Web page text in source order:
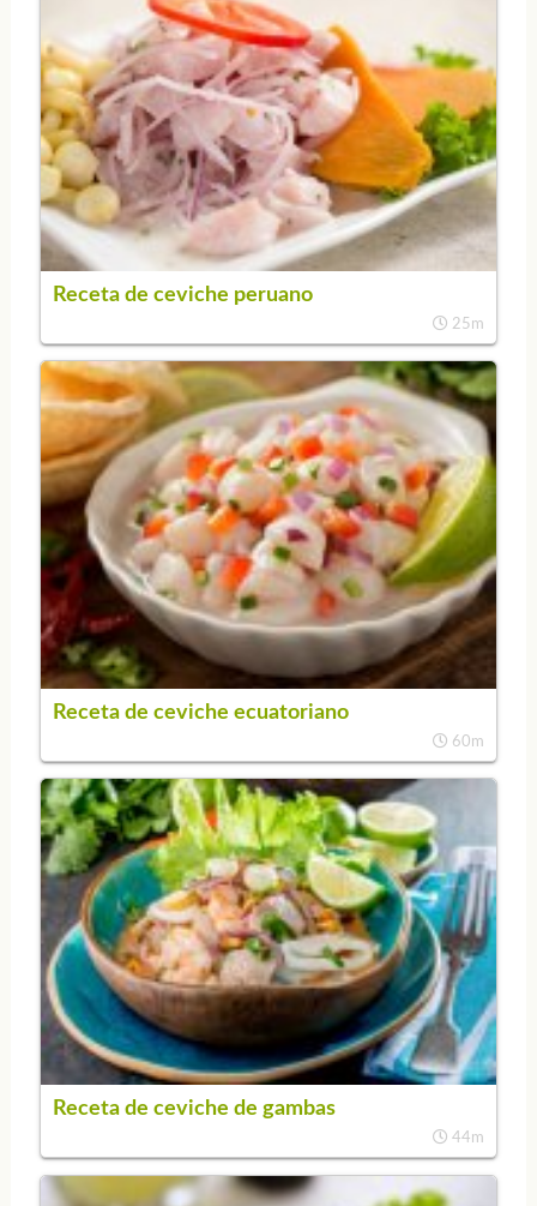
Receta de ceviche peruano
25m
Receta de ceviche ecuatoriano
60m
Receta de ceviche de gambas
44m